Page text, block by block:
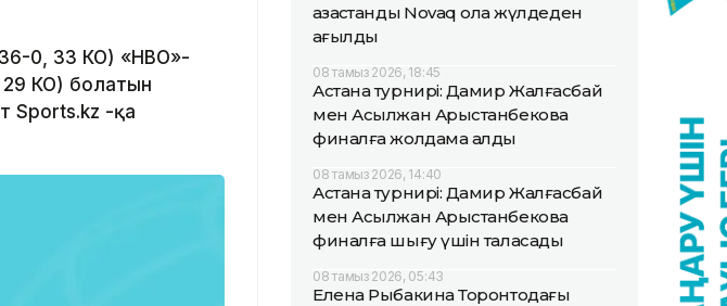
0, 33 КО) «НВО»-
КО) болатын
Sports.kz -қа
қазақстандық Novaq қола жүлдеден
қағылды
08 тамыз 2026, 18:45
Астана турнирі: Дамир Жалғасбай
мен Асылжан Арыстанбекова
финалға жолдама алды
08 тамыз 2026, 14:40
Астана турнирі: Дамир Жалғасбай
мен Асылжан Арыстанбекова
финалға шығу үшін таласады
08 тамыз 2026, 05:43
Елена Рыбакина Торонтодағы